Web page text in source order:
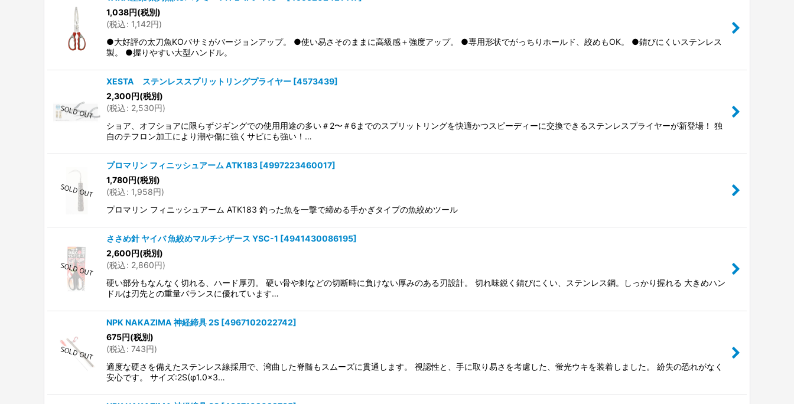
1,038円(税別)
(税込: 1,142円)
●大好評の太刀魚KOバサミがバージョンアップ。 ●使い易さそのままに高級感＋強度アップ。 ●専用形状でがっちりホールド、絞めもOK。 ●錆びにくいステンレス
製。 ●握りやすい大型ハンドル。
XESTA ステンレススプリットリングプライヤー [4573439]
2,300円(税別)
(税込: 2,530円)
ショア、オフショアに限らずジギングでの使用用途の多い＃2〜＃6までのスプリットリングを快適かつスピーディーに交換できるステンレスプライヤーが新登場！ 独
自のテフロン加工により潮や傷に強くサビにも強い！…
プロマリン フィニッシュアーム ATK183 [4997223460017]
1,780円(税別)
(税込: 1,958円)
プロマリン フィニッシュアーム ATK183 釣った魚を一撃で締める手かぎタイプの魚絞めツール
ささめ針 ヤイバ 魚絞めマルチシザース YSC-1 [4941430086195]
2,600円(税別)
(税込: 2,860円)
硬い部分もなんなく切れる、ハード厚刃。 硬い骨や刺などの切断時に負けない厚みのある刃設計。 切れ味鋭く錆びにくい、ステンレス鋼。しっかり握れる 大きめハン
ドルは刃先との重量バランスに優れています…
NPK NAKAZIMA 神経締具 2S [4967102022742]
675円(税別)
(税込: 743円)
適度な硬さを備えたステンレス線採用で、湾曲した脊髄もスムーズに貫通します。 視認性と、手に取り易さを考慮した、蛍光ウキを装着しました。 紛失の恐れがなく
安心です。 サイズ:2S(φ1.0×3…